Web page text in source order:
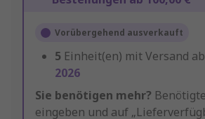
Vorübergehend ausverkauft
5 Einheit(en) mit Versand ab
2026
Sie benötigen mehr?
eingeben und auf